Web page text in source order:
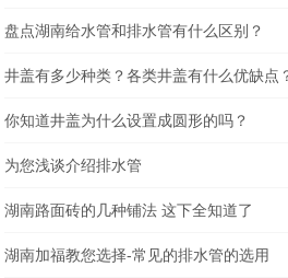
盘点湖南给水管和排水管有什么区别？
井盖有多少种类？各类井盖有什么优缺点
你知道井盖为什么设置成圆形的吗？
为您浅谈介绍排水管
湖南路面砖的几种铺法 这下全知道了
湖南加福教您选择-常见的排水管的选用